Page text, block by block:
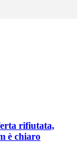
rifiutata,
è chiaro